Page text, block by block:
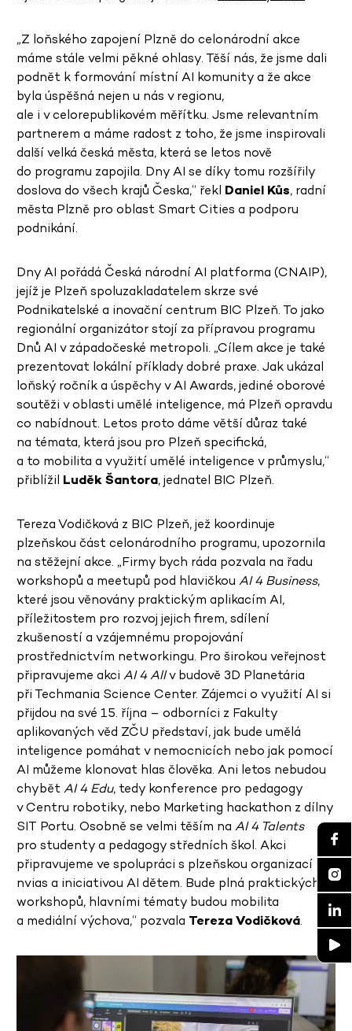
„Z loňského zapojení Plzně do celonárodní akce
máme stále velmi pěkné ohlasy. Těší nás, že jsme dali
podnět k formování místní AI komunity a že akce
byla úspěšná nejen u nás v regionu,
ale i v celorepublikovém měřítku. Jsme relevantním
partnerem a máme radost z toho, že jsme inspirovali
další velká česká města, která se letos nově
do programu zapojila. Dny AI se díky tomu rozšířily
doslova do všech krajů Česka,“ řekl Daniel Kůs, radní
města Plzně pro oblast Smart Cities a podporu
podnikání.
Dny AI pořádá Česká národní AI platforma (CNAIP),
jejíž je Plzeň spoluzakladatelem skrze své
Podnikatelské a inovační centrum BIC Plzeň. To jako
regionální organizátor stojí za přípravou programu
Dnů AI v západočeské metropoli. „Cílem akce je také
prezentovat lokální příklady dobré praxe. Jak ukázal
loňský ročník a úspěchy v AI Awards, jediné oborové
soutěži v oblasti umělé inteligence, má Plzeň opravdu
co nabídnout. Letos proto dáme větší důraz také
na témata, která jsou pro Plzeň specifická,
a to mobilita a využití umělé inteligence v průmyslu,“
přiblížil Luděk Šantora, jednatel BIC Plzeň.
Tereza Vodičková z BIC Plzeň, jež koordinuje
plzeňskou část celonárodního programu, upozornila
na stěžejní akce. „Firmy bych ráda pozvala na řadu
workshopů a meetupů pod hlavičkou AI 4 Business,
které jsou věnovány praktickým aplikacím AI,
příležitostem pro rozvoj jejich firem, sdílení
zkušeností a vzájemnému propojování
prostřednictvím networkingu. Pro širokou veřejnost
připravujeme akci AI 4 Allv budově 3D Planetária
při Techmania Science Center. Zájemci o využití AI si
přijdou na své 15. října – odborníci z Fakulty
aplikovaných věd ZČU představí, jak bude umělá
inteligence pomáhat v nemocnicích nebo jak pomocí
AI můžeme klonovat hlas člověka. Ani letos nebudou
chybětAI 4 Edu, tedy konference pro pedagogy
v Centru robotiky, nebo Marketing hackathon z dílny
SIT Portu. Osobně se velmi těším na AI 4 Talents
pro studenty a pedagogy středních škol. Akci
připravujeme ve spolupráci s plzeňskou organizací
nvias a iniciativou AI dětem. Bude plná praktických
workshopů, hlavními tématy budou mobilita
a mediální výchova,“ pozvala Tereza Vodičková.